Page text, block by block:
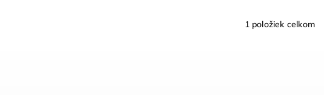
1položiek celkom